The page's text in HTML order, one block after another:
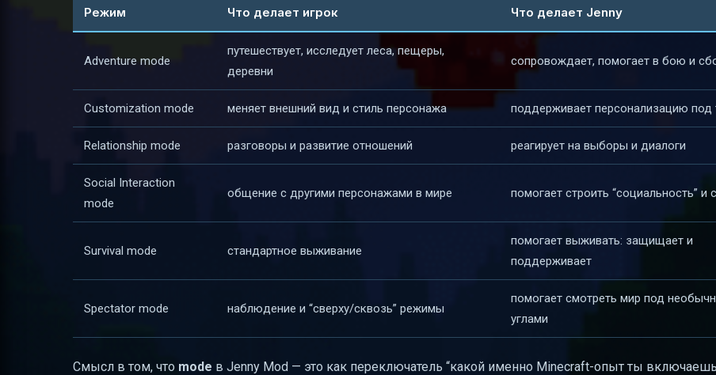
Режим Что делает игрок Что делает Jenny
Adventure mode
путешествует, исследует леса, пещеры,
деревни
сопровождает, помогает в бою и
Customization mode меняет внешний вид и стиль персонажа поддерживает персонализацию под
Relationship mode разговоры и развитие отношений реагирует на выборы и диалоги
Social Interaction
mode
общение с другими персонажами в мире помогает строить “социальность” и
Survival mode стандартное выживание
помогает выживать: защищает и
поддерживает
Spectator mode наблюдение и “сверху/сквозь” режимы
помогает смотреть мир под
углами
Смысл в том, что mode в Jenny Mod — это как переключатель “какой именно Minecraft-опыт ты